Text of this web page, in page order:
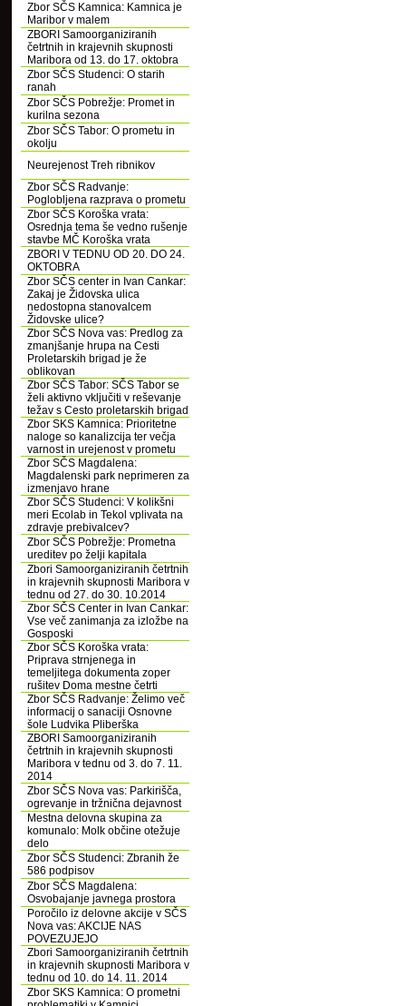
Zbor SČS Kamnica: Kamnica je
Maribor v malem
ZBORI Samoorganiziranih
četrtnih in krajevnih skupnosti
Maribora od 13. do 17. oktobra
Zbor SČS Studenci: O starih
ranah
Zbor SČS Pobrežje: Promet in
kurilna sezona
Zbor SČS Tabor: O prometu in
okolju
Neurejenost Treh ribnikov
Zbor SČS Radvanje:
Poglobljena razprava o prometu
Zbor SČS Koroška vrata:
Osrednja tema še vedno rušenje
stavbe MČ Koroška vrata
ZBORI V TEDNU OD 20. DO 24.
OKTOBRA
Zbor SČS center in Ivan Cankar:
Zakaj je Židovska ulica
nedostopna stanovalcem
Židovske ulice?
Zbor SČS Nova vas: Predlog za
zmanjšanje hrupa na Cesti
Proletarskih brigad je že
oblikovan
Zbor SČS Tabor: SČS Tabor se
želi aktivno vključiti v reševanje
težav s Cesto proletarskih brigad
Zbor SKS Kamnica: Prioritetne
naloge so kanalizcija ter večja
varnost in urejenost v prometu
Zbor SČS Magdalena:
Magdalenski park neprimeren za
izmenjavo hrane
Zbor SČS Studenci: V kolikšni
meri Ecolab in Tekol vplivata na
zdravje prebivalcev?
Zbor SČS Pobrežje: Prometna
ureditev po želji kapitala
Zbori Samoorganiziranih četrtnih
in krajevnih skupnosti Maribora v
tednu od 27. do 30. 10.2014
Zbor SČS Center in Ivan Cankar:
Vse več zanimanja za izložbe na
Gosposki
Zbor SČS Koroška vrata:
Priprava strnjenega in
temeljitega dokumenta zoper
rušitev Doma mestne četrti
Zbor SČS Radvanje: Želimo več
informacij o sanaciji Osnovne
šole Ludvika Pliberška
ZBORI Samoorganiziranih
četrtnih in krajevnih skupnosti
Maribora v tednu od 3. do 7. 11.
2014
Zbor SČS Nova vas: Parkirišča,
ogrevanje in tržnična dejavnost
Mestna delovna skupina za
komunalo: Molk občine otežuje
delo
Zbor SČS Studenci: Zbranih že
586 podpisov
Zbor SČS Magdalena:
Osvobajanje javnega prostora
Poročilo iz delovne akcije v SČS
Nova vas: AKCIJE NAS
POVEZUJEJO
Zbori Samoorganiziranih četrtnih
in krajevnih skupnosti Maribora v
tednu od 10. do 14. 11. 2014
Zbor SKS Kamnica: O prometni